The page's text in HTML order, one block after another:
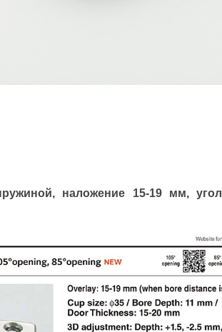
наложение 15-19 мм, угол